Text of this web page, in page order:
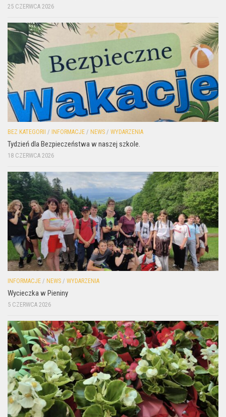
25 CZERWCA 2026
BEZ KATEGORII / INFORMACJE / NEWS / WYDARZENIA
Tydzień dla Bezpieczeństwa w naszej szkole.
18 CZERWCA 2026
INFORMACJE / NEWS / WYDARZENIA
Wycieczka w Pieniny
5 CZERWCA 2026